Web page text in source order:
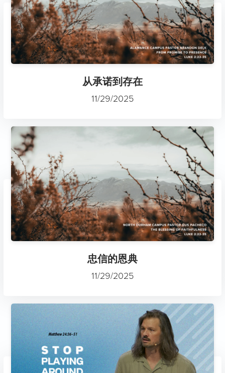
从承诺到存在
11/29/2025
忠信的恩典
11/29/2025